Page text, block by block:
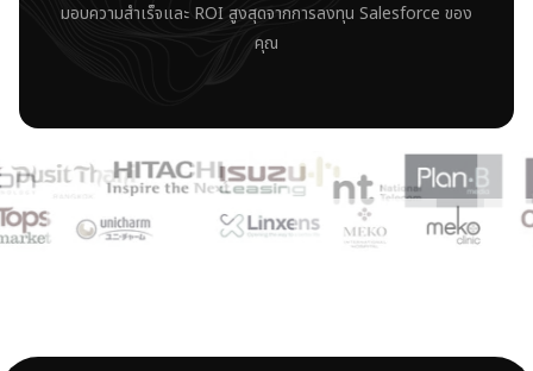
มอบความสำเร็จและ ROI สูงสุดจากการลงทุน Salesforce ของ
คุณ